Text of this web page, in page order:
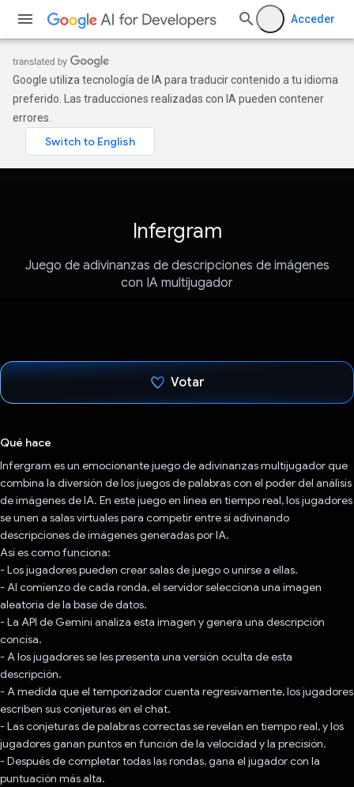
Acceder
Google utiliza tecnología de IA para traducir contenido a tu idioma
preferido. Las traducciones realizadas con IA pueden contener
errores.
Infergram
Juego de adivinanzas de descripciones de imágenes
con IA multijugador
Votar
Qué hace
Infergram es un emocionante juego de adivinanzas multijugador que
combina la diversión de los juegos de palabras con el poder del análisis
de imágenes de IA. En este juego en línea en tiempo real, los jugadores
se unen a salas virtuales para competir entre sí adivinando
descripciones de imágenes generadas por IA.
Así es como funciona:
- Los jugadores pueden crear salas de juego o unirse a ellas.
- Al comienzo de cada ronda, el servidor selecciona una imagen
aleatoria de la base de datos.
- La API de Gemini analiza esta imagen y genera una descripción
concisa.
- A los jugadores se les presenta una versión oculta de esta
descripción.
- A medida que el temporizador cuenta regresivamente, los jugadores
escriben sus conjeturas en el chat.
- Las conjeturas de palabras correctas se revelan en tiempo real, y los
jugadores ganan puntos en función de la velocidad y la precisión.
- Después de completar todas las rondas, gana el jugador con la
puntuación más alta.